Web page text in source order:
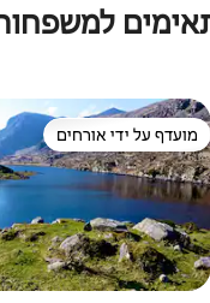
מועדף על ידי אורחים
מועדף על ידי אורחים